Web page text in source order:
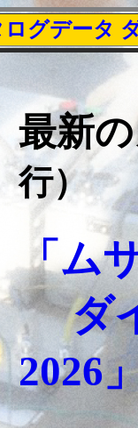
ログデータ
最新
行）
「ム
ダ
2026